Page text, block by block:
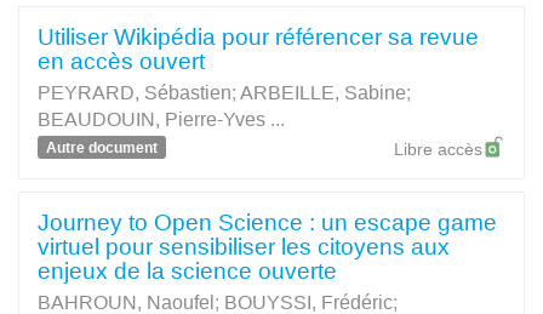
Utiliser Wikipédia pour référencer sa revue
en accès ouvert
PEYRARD, Sébastien; ARBEILLE, Sabine;
BEAUDOUIN, Pierre-Yves ...
Autre document Libre accès
Journey to Open Science : un escape game
virtuel pour sensibiliser les citoyens aux
enjeux de la science ouverte
BAHROUN, Naoufel ; BOUYSSI, Frédéric;